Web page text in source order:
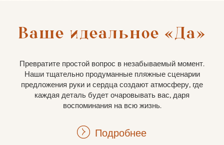
Превратите простой вопрос в незабываемый момент.
Наши тщательно продуманные пляжные сценарии
предложения руки и сердца создают атмосферу, где
каждая деталь будет очаровывать вас, даря
воспоминания на всю жизнь.
Подробнее